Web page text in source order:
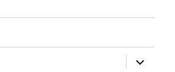
サ
ブ